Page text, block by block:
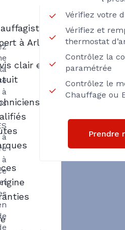
Vérifiez votre
Vérifiez et
thermostat
Contrôlez la
paramétrée
Contrôlez le
Chauffage ou
Prendre
à Arles
clair et